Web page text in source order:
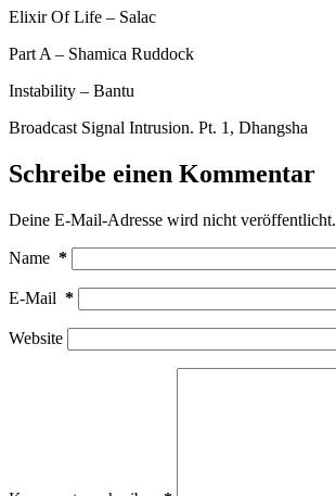
Elixir Of Life – Salac
Part A – Shamica Ruddock
Instability – Bantu
Broadcast Signal Intrusion. Pt. 1, Dhangsha
Schreibe einen Kommentar
Deine E-Mail-Adresse wird nicht veröffentlicht.
Name *
E-Mail *
Website